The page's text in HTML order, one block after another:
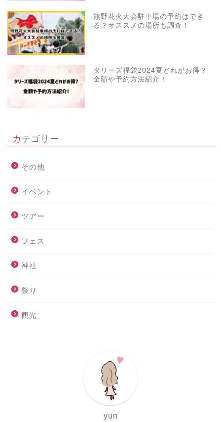
熊野花火大会駐車場の予約はでき
る？オススメの場所も調査！
タリーズ福袋2024夏どれがお得？
金額や予約方法紹介！
カテゴリー
その他
イベント
ツアー
フェス
神社
祭り
観光
yun